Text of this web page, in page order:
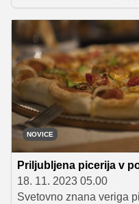
tudi solate, špargljev,
– in tudi kakšna mlada
Predstavljamo vam
boste junijski jedilnik
jedmi ter slastnimi
NOVICE
Priljubljena picerija v
18. 11. 2023 05.00
Svetovno znana veriga